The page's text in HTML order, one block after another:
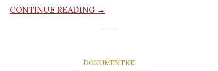
CONTINUE READING →
DOKUMENTNE